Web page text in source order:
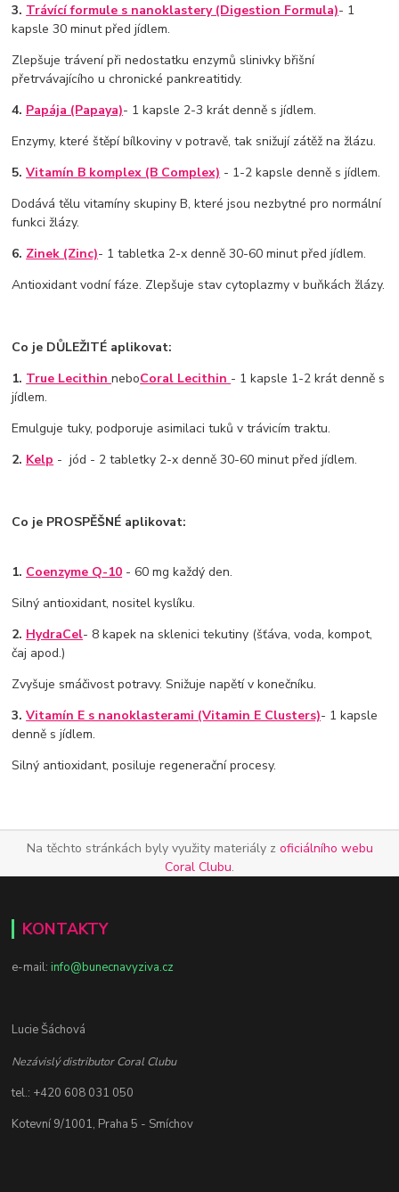
3. Trávící formule s nanoklastery (Digestion Formula)- 1
kapsle 30 minut před jídlem.
Zlepšuje trávení při nedostatku enzymů slinivky břišní
přetrvávajícího u chronické pankreatitidy.
4. Papája (Papaya)- 1 kapsle 2-3 krát denně s jídlem.
Enzymy, které štěpí bílkoviny v potravě, tak snižují zátěž na žlázu.
5.Vitamín B komplex (B Complex) - 1-2 kapsle denně s jídlem.
Dodává tělu vitamíny skupiny B, které jsou nezbytné pro normální
funkci žlázy.
6. Zinek (Zinc)- 1 tabletka 2-x denně 30-60 minut před jídlem.
Antioxidant vodní fáze. Zlepšuje stav cytoplazmy v buňkách žlázy.
Co je DŮLEŽITÉ aplikovat:
1. True LecithinneboCoral Lecithin - 1 kapsle 1-2 krát denně s
jídlem.
Emulguje tuky, podporuje asimilaci tuků v trávicím traktu.
2. Kelp - jód - 2 tabletky 2-x denně 30-60 minut před jídlem.
Co je PROSPĚŠNÉ aplikovat:
1. Coenzyme Q-10 - 60 mg každý den.
Silný antioxidant, nositel kyslíku.
2. HydraCel- 8 kapek na sklenici tekutiny (šťáva, voda, kompot,
čaj apod.)
Zvyšuje smáčivost potravy. Snižuje napětí v konečníku.
3.Vitamín E s nanoklasterami (Vitamin E Clusters)- 1 kapsle
denně s jídlem.
Silný antioxidant, posiluje regenerační procesy.
Na těchto stránkách byly využity materiály z oficiálního webu
Coral Clubu.
KONTAKTY
e-mail:info@bunecnavyziva.cz
Lucie Šáchová
Nezávislý distributor Coral Clubu
tel.: +420 608 031 050
Kotevní 9/1001, Praha 5 - Smíchov